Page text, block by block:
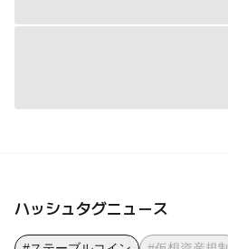
ハッシュタグニュース